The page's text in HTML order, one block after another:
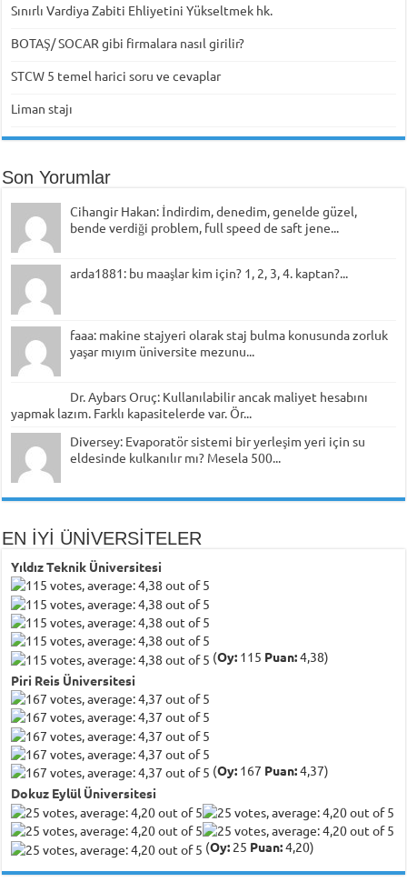
Sınırlı Vardiya Zabiti Ehliyetini Yükseltmek hk.
BOTAŞ/ SOCAR gibi firmalara nasıl girilir?
STCW 5 temel harici soru ve cevaplar
Liman stajı
Son Yorumlar
Cihangir Hakan: İndirdim, denedim, genelde güzel,
bende verdiği problem, full speed de saft jene...
arda1881: bu maaşlar kim için? 1, 2, 3, 4. kaptan?...
faaa: makine stajyeri olarak staj bulma konusunda zorluk
yaşar mıyım üniversite mezunu...
Dr. Aybars Oruç: Kullanılabilir ancak maliyet hesabını
yapmak lazım. Farklı kapasitelerde var. Ör...
Diversey: Evaporatör sistemi bir yerleşim yeri için su
eldesinde kulkanılır mı? Mesela 500...
EN İYİ ÜNİVERSİTELER
Yıldız Teknik Üniversitesi
(Oy: 115 Puan:4,38)
Piri Reis Üniversitesi
(Oy: 167 Puan:4,37)
Dokuz Eylül Üniversitesi
(Oy: 25 Puan:4,20)